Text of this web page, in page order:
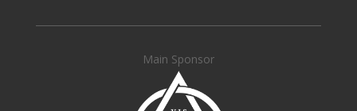
Main Sponsor